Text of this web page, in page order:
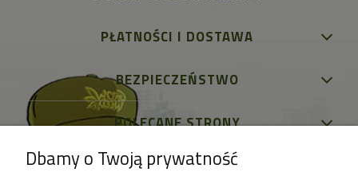
PŁATNOŚCI I DOSTAWA
BEZPIECZEŃSTWO
POLECANE STRONY
Dbamy o Twoją prywatność